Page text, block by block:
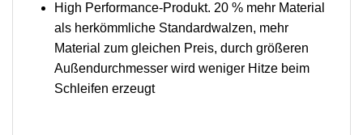
High Performance-Produkt. 20 % mehr Material
als herkömmliche Standardwalzen, mehr
Material zum gleichen Preis, durch größeren
Außendurchmesser wird weniger Hitze beim
Schleifen erzeugt